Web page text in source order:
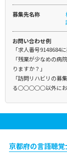
募集先名称
お問い合わせ例
「求人番号9148684
「残業が少なめの
りますか？」
「訪問リハビリの募
る○○○○○以外におす
京都府の言語聴